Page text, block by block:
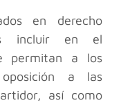
en derecho
incluir en el
permitan a los
a las
así como